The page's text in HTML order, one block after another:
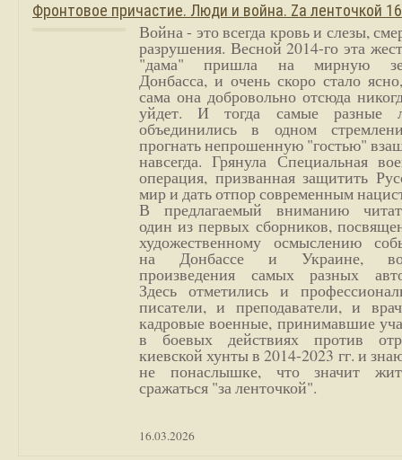
Фронтовое причастие. Люди и война. Zа ленточкой
Война - это всегда кровь и слезы,
разрушения. Весной 2014-го эта
"дама" пришла на мирную
Донбасса, и очень скоро стало
сама она добровольно отсюда
уйдет. И тогда самые разные
объединились в одном
прогнать непрошенную "гостью"
навсегда. Грянула Специальная
операция, призванная защитить
мир и дать отпор современным
В предлагаемый вниманию
один из первых сборников,
художественному осмыслению
на Донбассе и Украине,
произведения самых разных
Здесь отметились и
писатели, и преподаватели, и
кадровые военные, принимавшие
в боевых действиях против
киевской хунты в 2014-2023 гг. и
не понаслышке, что значит
сражаться "за ленточкой".
16.03.2026